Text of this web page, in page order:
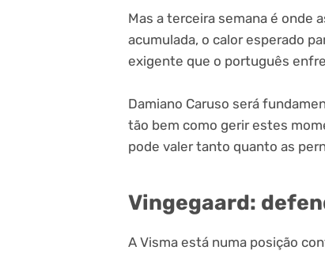
Mas a terceira semana é onde
acumulada, o calor esperado
exigente que o português
Damiano Caruso será
tão bem como gerir estes
pode valer tanto quanto as
Vingegaard:
A Visma está numa posição